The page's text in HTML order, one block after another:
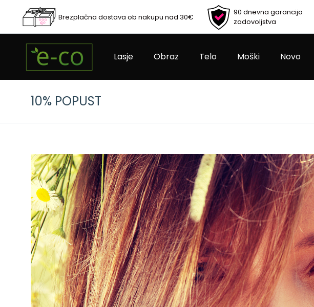
Brezplačna dostava ob nakupu nad 30€
90 dnevna garancija
zadovoljstva
Lasje Obraz Telo Moški Novo
10% POPUST